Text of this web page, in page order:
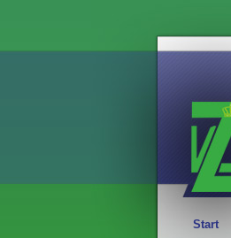
Start